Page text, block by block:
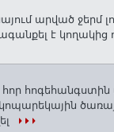
արված ջերմ
է կողակից
հոգեհանգստին